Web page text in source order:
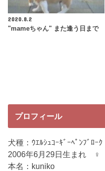
2020.8.2
"mameちゃん" また逢う日まで
プロフィール
犬種：ｳｴﾙｼｭｺｰｷﾞｰﾍﾟﾝﾌﾞﾛｰｸ
2006年6月29日生まれ ♀
本名：kuniko